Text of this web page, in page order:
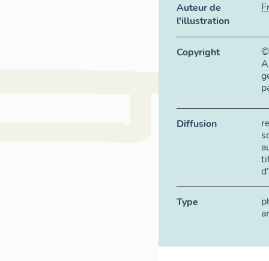
Auteur de
l'illustration
Copyright
©
Diffusion
Type